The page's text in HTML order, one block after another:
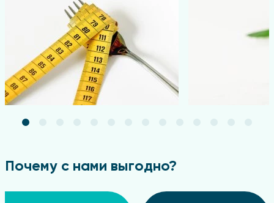
Почему с нами выгодно?